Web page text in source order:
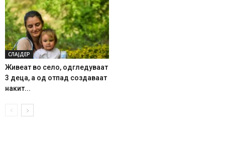
СЛАЈДЕР
Живеат во село, одгледуваат
3 деца, а од отпад создаваат
накит...